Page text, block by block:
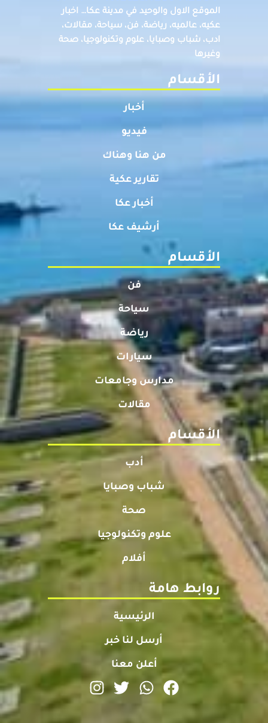
الموقع الاول والوحيد في مدينة عكا… اخبار
عكيه، عالميه، رياضة، فن، سياحة، مقالات،
ادب، شباب وصبايا، علوم وتكنولوجيا، صحة
وغيرها
الأقسام
أخبار
فيديو
من هنا وهناك
تقارير عكية
أخبار عكا
أرشيف عكا
الأقسام
فن
سياحة
رياضة
سيارات
مدارس وجامعات
مقالات
الأقسام
أدب
شباب وصبايا
صحة
علوم وتكنولوجيا
أفلام
روابط هامة
الرئيسية
أرسل لنا خبر
أعلن معنا